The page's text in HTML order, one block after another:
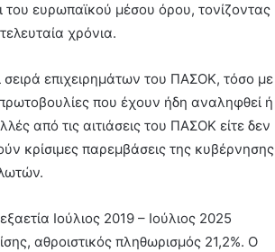
του ευρωπαϊκού μέσου όρου, τονίζοντας
χρόνια.
επιχειρημάτων του ΠΑΣΟΚ, τόσο με
που έχουν ήδη αναληφθεί ή
από τις αιτιάσεις του ΠΑΣΟΚ είτε δεν
κρίσιμες παρεμβάσεις της κυβέρνησης
Ιούλιος 2019 – Ιούλιος 2025
αθροιστικός πληθωρισμός 21,2%. Ο